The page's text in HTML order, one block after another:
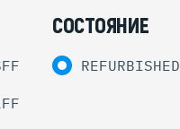
СОСТОЯНИЕ
REFURBISHED